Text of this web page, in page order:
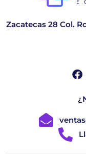
Zacatecas 28 Col.